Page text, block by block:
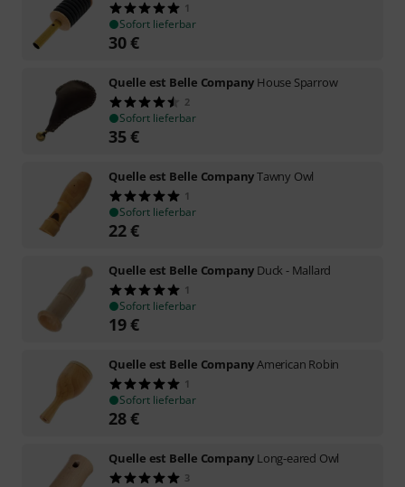
1
Sofort lieferbar
30€
Quelle est Belle Company House Sparrow
2
Sofort lieferbar
35€
Quelle est Belle CompanyTawny Owl
1
Sofort lieferbar
22€
Quelle est Belle Company Duck - Mallard
1
Sofort lieferbar
19€
Quelle est Belle CompanyAmerican Robin
1
Sofort lieferbar
28€
Quelle est Belle Company Long-eared Owl
3